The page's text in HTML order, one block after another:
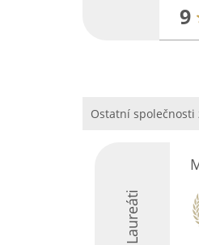
9
Ostatní společnosti
Laureáti